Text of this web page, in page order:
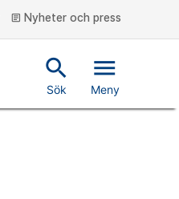
article Nyheter och press
search
Sök
menu
Meny